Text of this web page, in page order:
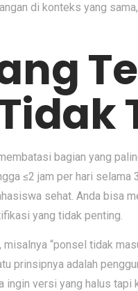
di konteks yang
bagian yang
≤2 jam per hari
sehat. Anda bisa
yang tidak penting.
“ponsel tidak
prinsipnya adalah
versi yang halus tapi